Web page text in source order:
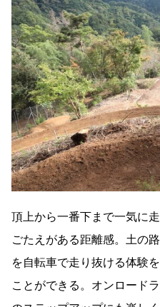
頂上から一番下まで一気に
ごたえがある距離感。土の
を自転車で走り抜ける体験
ことができる。オンロード